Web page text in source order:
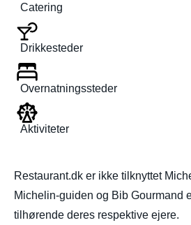
Catering
Drikkesteder
Overnatningssteder
Aktiviteter
Restaurant.dk er ikke tilknyttet
Michelin-guiden og Bib Gourmand
tilhørende deres respektive ejere.